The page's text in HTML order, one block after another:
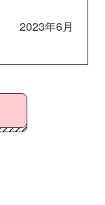
2023年6月